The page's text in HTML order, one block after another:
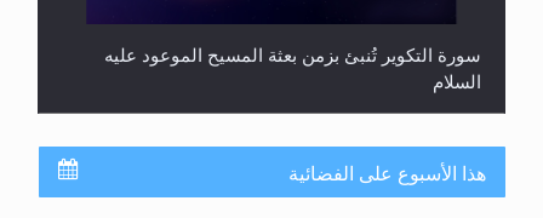
سورة التكوير تُنبئ بزمن بعثة المسيح الموعود عليه
السلام
هذا الأسبوع على الفضائية